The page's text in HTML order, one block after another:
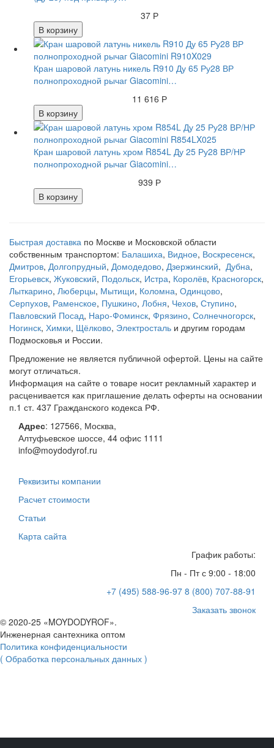
37 Р
В корзину
Кран шаровой латунь никель R910 Ду 65 Ру28 ВР
полнопроходной рычаг Giacomini…
11 616 Р
В корзину
Кран шаровой латунь хром R854L Ду 25 Ру28 ВР/НР
полнопроходной рычаг Giacomini…
939 Р
В корзину
Быстрая доставка по Москве и Московской области
собственным транспортом: Балашиха, Видное, Воскресенск,
Дмитров, Долгопрудный, Домодедово, Дзержинский, Дубна,
Егорьевск, Жуковский, Подольск, Истра, Королёв, Красногорск,
Лыткарино, Люберцы, Мытищи, Коломна, Одинцово,
Серпухов, Раменское, Пушкино, Лобня, Чехов, Ступино,
Павловский Посад, Наро-Фоминск, Фрязино, Солнечногорск,
Ногинск, Химки, Щёлково, Электросталь и другим городам
Подмосковья и России.
Предложение не является публичной офертой. Цены на сайте
могут отличаться.
Информация на сайте о товаре носит рекламный характер и
расценивается как приглашение делать оферты на основании
п.1 ст. 437 Гражданского кодекса РФ.
Адрес: 127566, Москва,
Алтуфьевское шоссе, 44 офис 1111
info@moydodyrof.ru
Реквизиты компании
Расчет стоимости
Статьи
Карта сайта
График работы:
Пн - Пт с 9:00 - 18:00
+7 (495) 588-96-97 8 (800) 707-88-91
Заказать звонок
© 2020-25 «MOYDODYROF».
Инженерная сантехника оптом
Политика конфиденциальности
( Обработка персональных данных )